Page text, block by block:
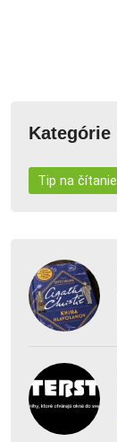
Kategórie
Tip na čítanie